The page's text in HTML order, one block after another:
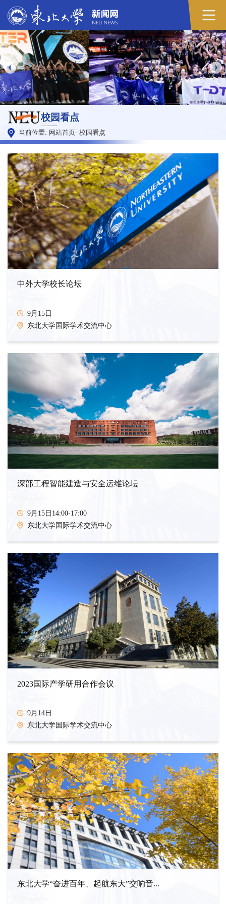
校园看点
当前位置: 网站首页- 校园看点
中外大学校长论坛
9月15日
东北大学国际学术交流中心
深部工程智能建造与安全运维论坛
9月15日14:00-17:00
东北大学国际学术交流中心
2023国际产学研用合作会议
9月14日
东北大学国际学术交流中心
东北大学“奋进百年、起航东大”交响音...